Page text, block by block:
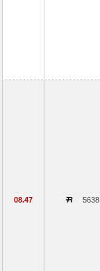
08.47 5638